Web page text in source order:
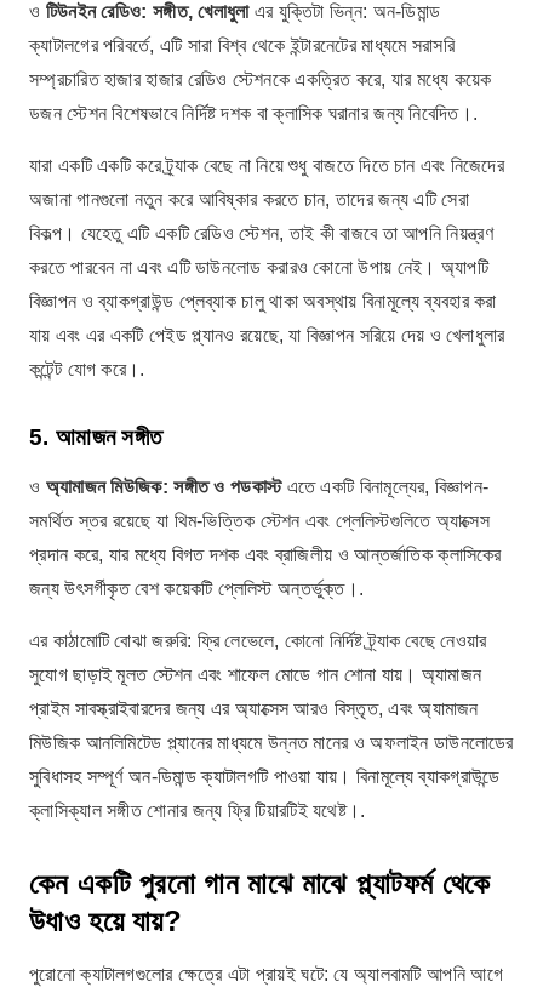
ও টিউনইন রেডিও: সঙ্গীত, খেলাধুলাএর যুক্তিটা ভিন্ন: অন-ডিমান্ড
ক্যাটালগের পরিবর্তে, এটি সারা বিশ্ব থেকে ইন্টারনেটের মাধ্যমে সরাসরি
সম্প্রচারিত হাজার হাজার রেডিও স্টেশনকে একত্রিত করে, যার মধ্যে কয়েক
ডজন স্টেশন বিশেষভাবে নির্দিষ্ট দশক বা ক্লাসিক ঘরানার জন্য নিবেদিত।.
যারা একটি একটি করে ট্র্যাক বেছে না নিয়ে শুধু বাজতে দিতে চান এবং নিজেদের
অজানা গানগুলো নতুন করে আবিষ্কার করতে চান, তাদের জন্য এটি সেরা
বিকল্প। যেহেতু এটি একটি রেডিও স্টেশন, তাই কী বাজবে তা আপনি নিয়ন্ত্রণ
করতে পারবেন না এবং এটি ডাউনলোড করারও কোনো উপায় নেই। অ্যাপটি
বিজ্ঞাপন ও ব্যাকগ্রাউন্ড প্লেব্যাক চালু থাকা অবস্থায় বিনামূল্যে ব্যবহার করা
যায় এবং এর একটি পেইড প্ল্যানও রয়েছে, যা বিজ্ঞাপন সরিয়ে দেয় ও খেলাধুলার
কন্টেন্ট যোগ করে।.
5. আমাজন সঙ্গীত
ও অ্যামাজন মিউজিক: সঙ্গীত ও পডকাস্টএতে একটি বিনামূল্যের, বিজ্ঞাপন-
সমর্থিত স্তর রয়েছে যা থিম-ভিত্তিক স্টেশন এবং প্লেলিস্টগুলিতে অ্যাক্সেস
প্রদান করে, যার মধ্যে বিগত দশক এবং ব্রাজিলীয় ও আন্তর্জাতিক ক্লাসিকের
জন্য উৎসর্গীকৃত বেশ কয়েকটি প্লেলিস্ট অন্তর্ভুক্ত।.
এর কাঠামোটি বোঝা জরুরি: ফ্রি লেভেলে, কোনো নির্দিষ্ট ট্র্যাক বেছে নেওয়ার
সুযোগ ছাড়াই মূলত স্টেশন এবং শাফেল মোডে গান শোনা যায়। অ্যামাজন
প্রাইম সাবস্ক্রাইবারদের জন্য এর অ্যাক্সেস আরও বিস্তৃত, এবং অ্যামাজন
মিউজিক আনলিমিটেড প্ল্যানের মাধ্যমে উন্নত মানের ও অফলাইন ডাউনলোডের
সুবিধাসহ সম্পূর্ণ অন-ডিমান্ড ক্যাটালগটি পাওয়া যায়। বিনামূল্যে ব্যাকগ্রাউন্ডে
ক্লাসিক্যাল সঙ্গীত শোনার জন্য ফ্রি টিয়ারটিই যথেষ্ট।.
কেন একটি পুরনো গান মাঝে মাঝে প্ল্যাটফর্ম থেকে
উধাও হয়ে যায়?
পুরোনো ক্যাটালগগুলোর ক্ষেত্রে এটা প্রায়ই ঘটে: যে অ্যালবামটি আপনি আগে